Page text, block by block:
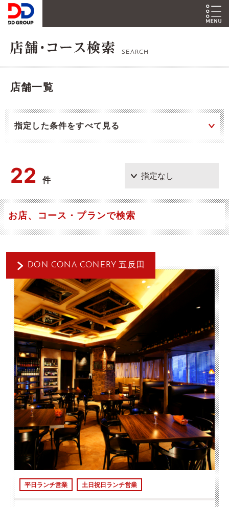
SEARCH
店舗一覧
指定した条件をすべて見る
22 件
お店、コース・プランで検索
DON CONA CONERY 五反田
平日ランチ営業 土日祝日ランチ営業